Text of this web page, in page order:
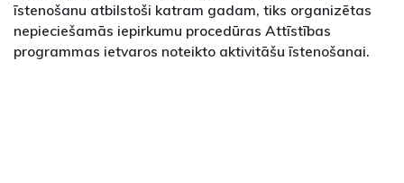
īstenošanu atbilstoši katram gadam, tiks organizētas
nepieciešamās iepirkumu procedūras Attīstības
programmas ietvaros noteikto aktivitāšu īstenošanai.